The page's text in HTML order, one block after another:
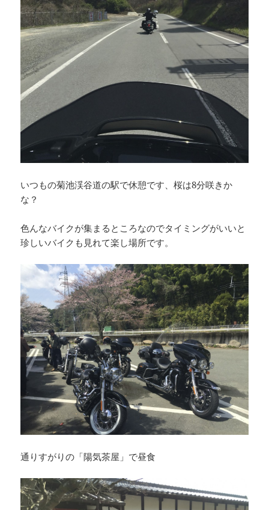
いつもの菊池渓谷道の駅で休憩です、桜は8分咲きか
な？
色んなバイクが集まるところなのでタイミングがいいと
珍しいバイクも見れて楽し場所です。
通りすがりの「陽気茶屋」で昼食